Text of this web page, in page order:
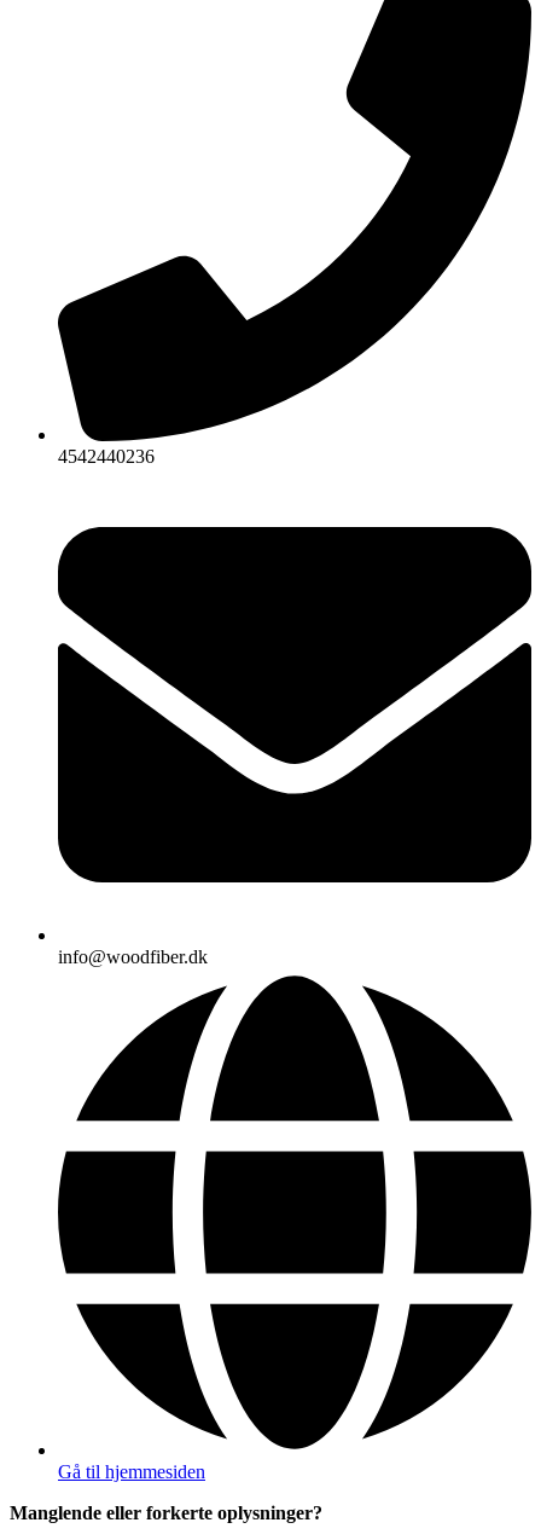
4542440236
info@woodfiber.dk
Gå til hjemmesiden
Manglende eller forkerte oplysninger?